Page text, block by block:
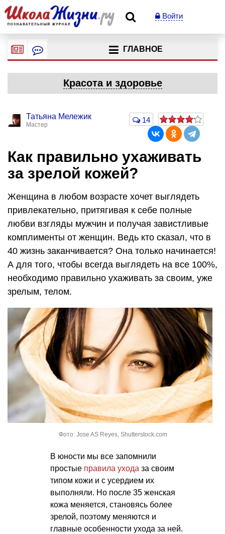
Войти
ГЛАВНОЕ
Красота и здоровье
Татьяна Мележик
Мастер
14
Как правильно ухаживать
за зрелой кожей?
Женщина в любом возрасте хочет выглядеть
привлекательно, притягивая к себе полные
любви взгляды мужчин и получая завистливые
комплименты от женщин. Ведь кто сказал, что в
40 жизнь заканчивается? Она только начинается!
А для того, чтобы всегда выглядеть на все 100%,
необходимо правильно ухаживать за своим, уже
зрелым, телом.
Фото: Jose AS Reyes, Shutterstock.com
В юности мы все запомнили
простые правила ухода за своим
типом кожи и с усердием их
выполняли. Но после 35 женская
кожа меняется, становясь более
зрелой, поэтому меняются и
главные особенности ухода за ней.